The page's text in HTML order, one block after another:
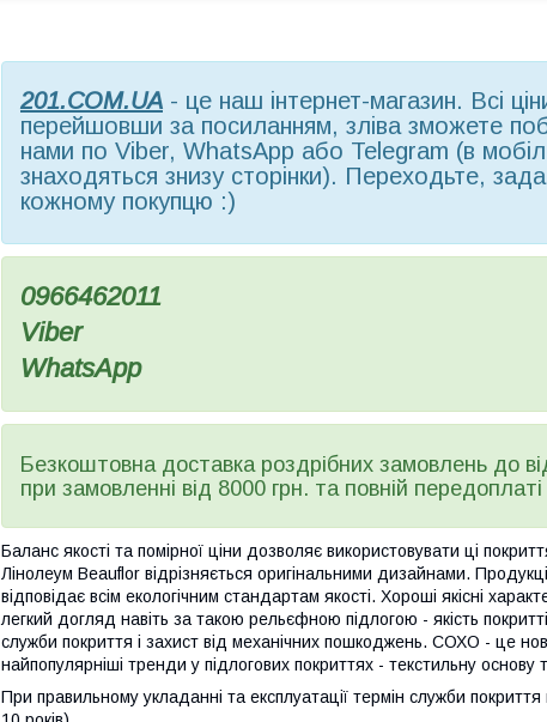
201.COM.UA - це наш інтернет-магазин. Всі
перейшовши за посиланням, зліва зможете
нами по Viber, WhatsApp або Telegram (в
знаходяться знизу сторінки). Переходьте,
кожному покупцю :)
0966462011
Viber
WhatsApp
Безкоштовна доставка роздрібних замовлень до
при замовленні від 8000 грн. та повній передоплаті
Баланс якості та помірної ціни дозволяє використовувати ці
Лінолеум Beauflor відрізняється оригінальними дизайнами.
відповідає всім екологічним стандартам якості. Хороші якісні
легкий догляд навіть за такою рельєфною підлогою - якість
служби покриття і захист від механічних пошкоджень. СОХО - це
найпопулярніші тренди у підлогових покриттях - текстильну основу
При правильному укладанні та експлуатації термін служби